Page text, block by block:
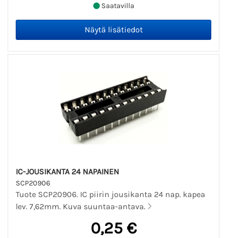
Saatavilla
IC-JOUSIKANTA 24 NAPAINEN
SCP20906
Tuote SCP20906. IC piirin jousikanta 24 nap. kapea
lev. 7,62mm. Kuva suuntaa-antava.
0,25 €